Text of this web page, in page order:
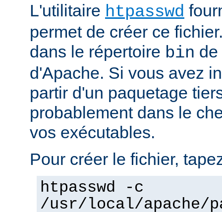
L'utilitaire htpasswd
permet de créer ce
dans le répertoire bin
d'Apache. Si vous avez
partir d'un paquetage
probablement dans le
vos exécutables.
Pour créer le fichier,
htpasswd -c
/usr/local/apache/